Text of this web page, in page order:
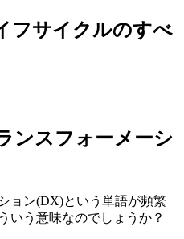
フサイクルのすべ
ンスフォーメーシ
ョン(DX)という単語が頻繁
いう意味なのでしょうか？